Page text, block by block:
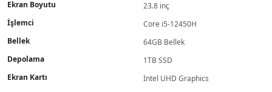
Ekran Boyutu
23.8 inç
İşlemci
Core i5-12450H
Bellek
64GB Bellek
Depolama
1TB SSD
Ekran Kartı
Intel UHD Graphics